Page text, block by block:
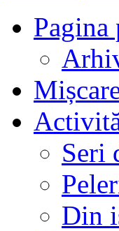
Pagina
Seri
Din